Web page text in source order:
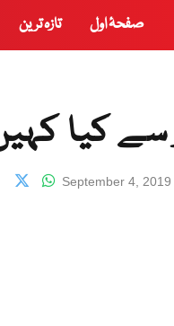
صفحۂ اول تازہ ترین
سے کیا
September 4, 2019